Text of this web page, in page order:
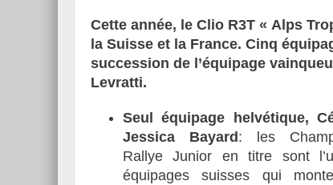
Cette année, le Clio R3T « Alps
la Suisse et la France. Cinq
succession de l’équipage
Levratti.
Seul équipage helvétique,
Jessica Bayard : les
Rallye Junior en titre sont
équipages suisses qui